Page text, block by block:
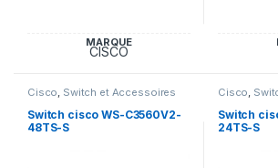
MARQUE
CISCO
Cisco Switch et Accessoires
Cisco
Switch cisco WS-C3560V2-
48TS-S
Cisco
Cisco
Switch
24TS-S